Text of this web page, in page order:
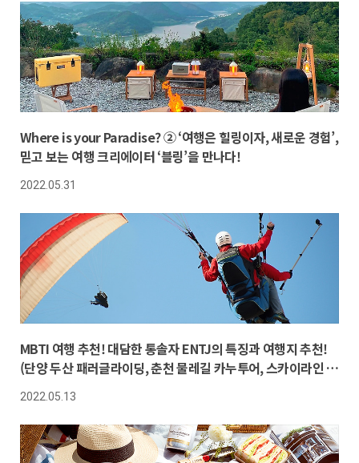
Where is your Paradise? ② ‘여행은 힐링이자, 새로운 경험’,
믿고 보는 여행 크리에이터 ‘블링’을 만나다!
2022.05.31
MBTI 여행 추천! 대담한 통솔자 ENTJ의 특징과 여행지 추천!
(단양 두산 패러글라이딩, 춘천 물레길 카누투어, 스카이라인 루
지 부산)
2022.05.13